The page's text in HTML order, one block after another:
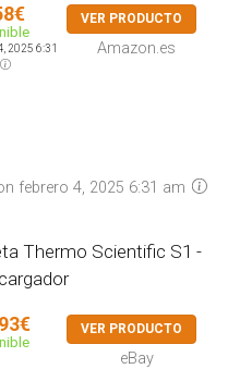
2025 6:31
VER PRODUCTO
Amazon.es
febrero 4, 2025 6:31 am
Thermo Scientific S1 -
VER PRODUCTO
eBay